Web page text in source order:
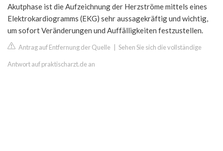
Akutphase ist die Aufzeichnung der Herzströme mittels eines
Elektrokardiogramms (EKG) sehr aussagekräftig und wichtig,
um sofort Veränderungen und Auffälligkeiten festzustellen.
Antrag auf Entfernung der Quelle Sehen Sie sich die vollständige
Antwort auf praktischarzt.de an